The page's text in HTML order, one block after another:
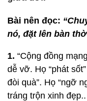
Bài nên đọc:
nó, đặt lên bàn
1. “Cộng đồng
dễ vỡ. Họ “phát
đòi quà”. Họ “ngỡ
tráng trộn xinh